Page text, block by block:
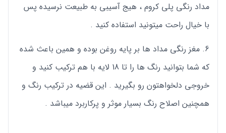
مداد رنگی پلی کروم ، هیج آسیبی به طبیعت نرسیده پس
با خیال راحت میتونید استفاده کنید .
مغز رنگی مداد ها بر پایه روغن بوده و همین باعث شده
که شما بتوانید رنگ ها را تا 18 لایه با هم ترکیب کنید و
خروجی دلخواهتون رو بگیرید . این قضیه در ترکیب رنگ و
همچنین اصلاح رنگ بسیار موثر و پرکاربرد میباشد .